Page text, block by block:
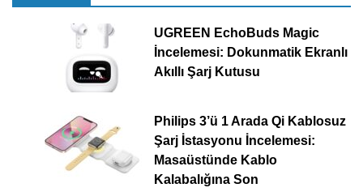
UGREEN EchoBuds Magic
İncelemesi: Dokunmatik Ekranlı
Akıllı Şarj Kutusu
Philips 3’ü 1 Arada Qi Kablosuz
Şarj İstasyonu İncelemesi:
Masaüstünde Kablo
Kalabalığına Son